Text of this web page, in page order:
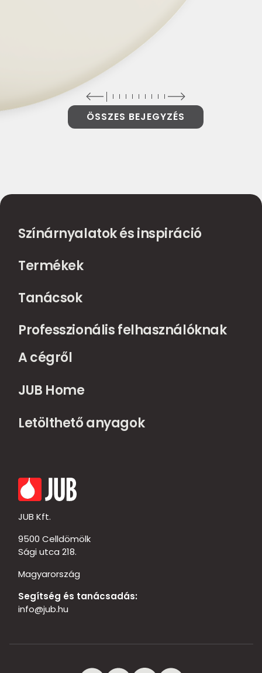
ÖSSZES BEJEGYZÉS
Színárnyalatok és inspiráció
Termékek
Tanácsok
Professzionális felhasználóknak
A cégről
JUB Home
Letölthető anyagok
JUB Kft.
9500 Celldömölk
Sági utca 218.
Magyarország
Segítség és tanácsadás:
info@jub.hu